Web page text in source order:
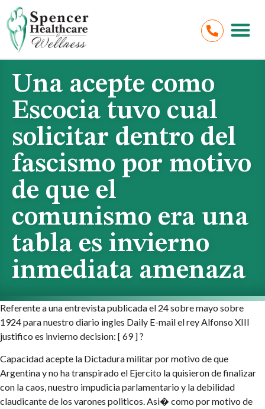
Una acepte como
Escocia tuvo cual
solicitar dentro del
fascismo por motivo
de que el
comunismo era una
tabla es invierno
inmediata amenaza
Referente a una entrevista publicada el 24 sobre mayo sobre
1924 para nuestro diario ingles Daily E-mail el rey Alfonso XIII
justifico es invierno decision: [ 69 ] ?
Capacidad acepte la Dictadura militar por motivo de que
Argentina y no ha transpirado el Ejercito la quisieron de finalizar
con la caos, nuestro impudicia parlamentario y la debilidad
claudicante de los varones politicos. Asi� como por motivo de